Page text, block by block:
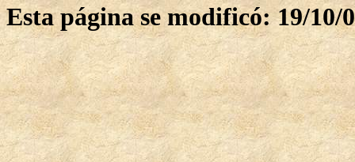
Esta página se modificó: 19/10/